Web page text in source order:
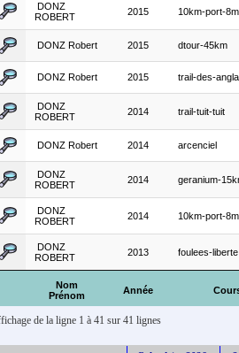
Nom
Prénom
Année
DONZ
ROBERT
2015 10km-port-
DONZ Robert 2015 dtour-45km
DONZ Robert 2015 trail-des-
DONZ
ROBERT
2014 trail-tuit-tuit
DONZ Robert 2014 arcenciel
DONZ
ROBERT
2014 geranium-
DONZ
ROBERT
2014 10km-port-
DONZ
ROBERT
2013 foulees-liberte
de la ligne 1 à 41 sur 41 lignes